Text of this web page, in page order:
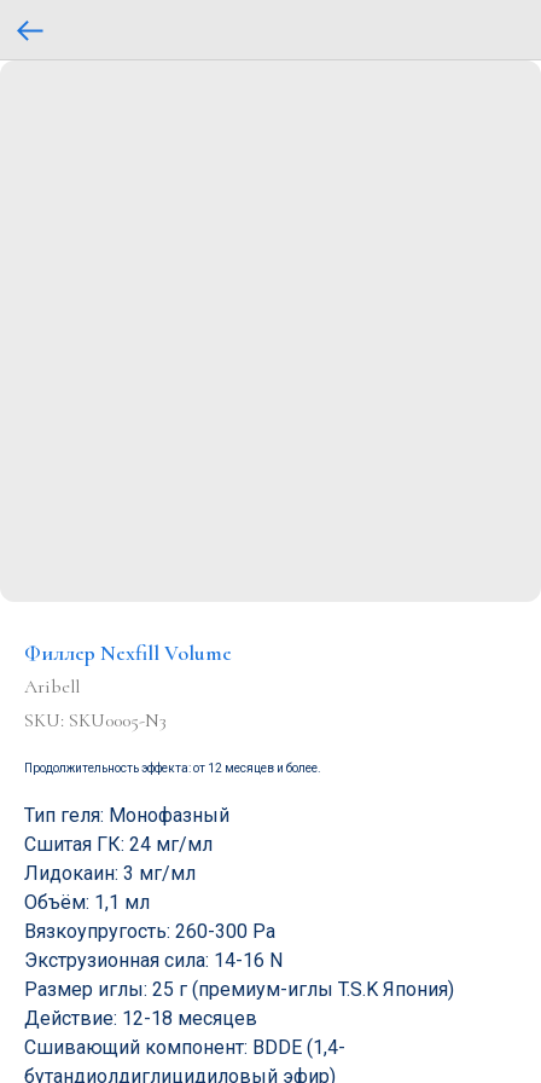
Филлер Nexfill Volume
Aribell
SKU: SKU0005-N3
Продолжительность эффекта: от 12 месяцев и более.
Тип геля: Монофазный
Сшитая ГК: 24 мг/мл
Лидокаин: 3 мг/мл
Объём: 1,1 мл
Вязкоупругость: 260-300 Ра
Экструзионная сила: 14-16 N
Размер иглы: 25 г (премиум-иглы T.S.K Япония)
Действие: 12-18 месяцев
Сшивающий компонент: BDDE (1,4-
бутандиолдиглицидиловый эфир)